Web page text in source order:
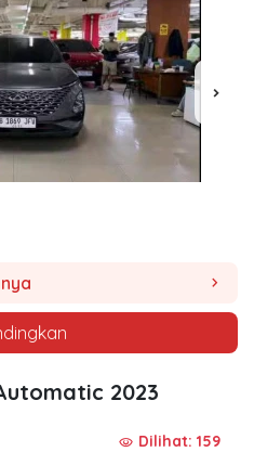
chevron_right
chevron_right
2023
visibility Dilihat: 159